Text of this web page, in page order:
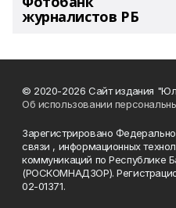
журналистов РБ
© 2020-2026 Сайт издания
Об использовании
Зарегистрировано
связи , информационных
коммуникаций по Республике
(РОСКОМНАДЗОР).
02-01371.